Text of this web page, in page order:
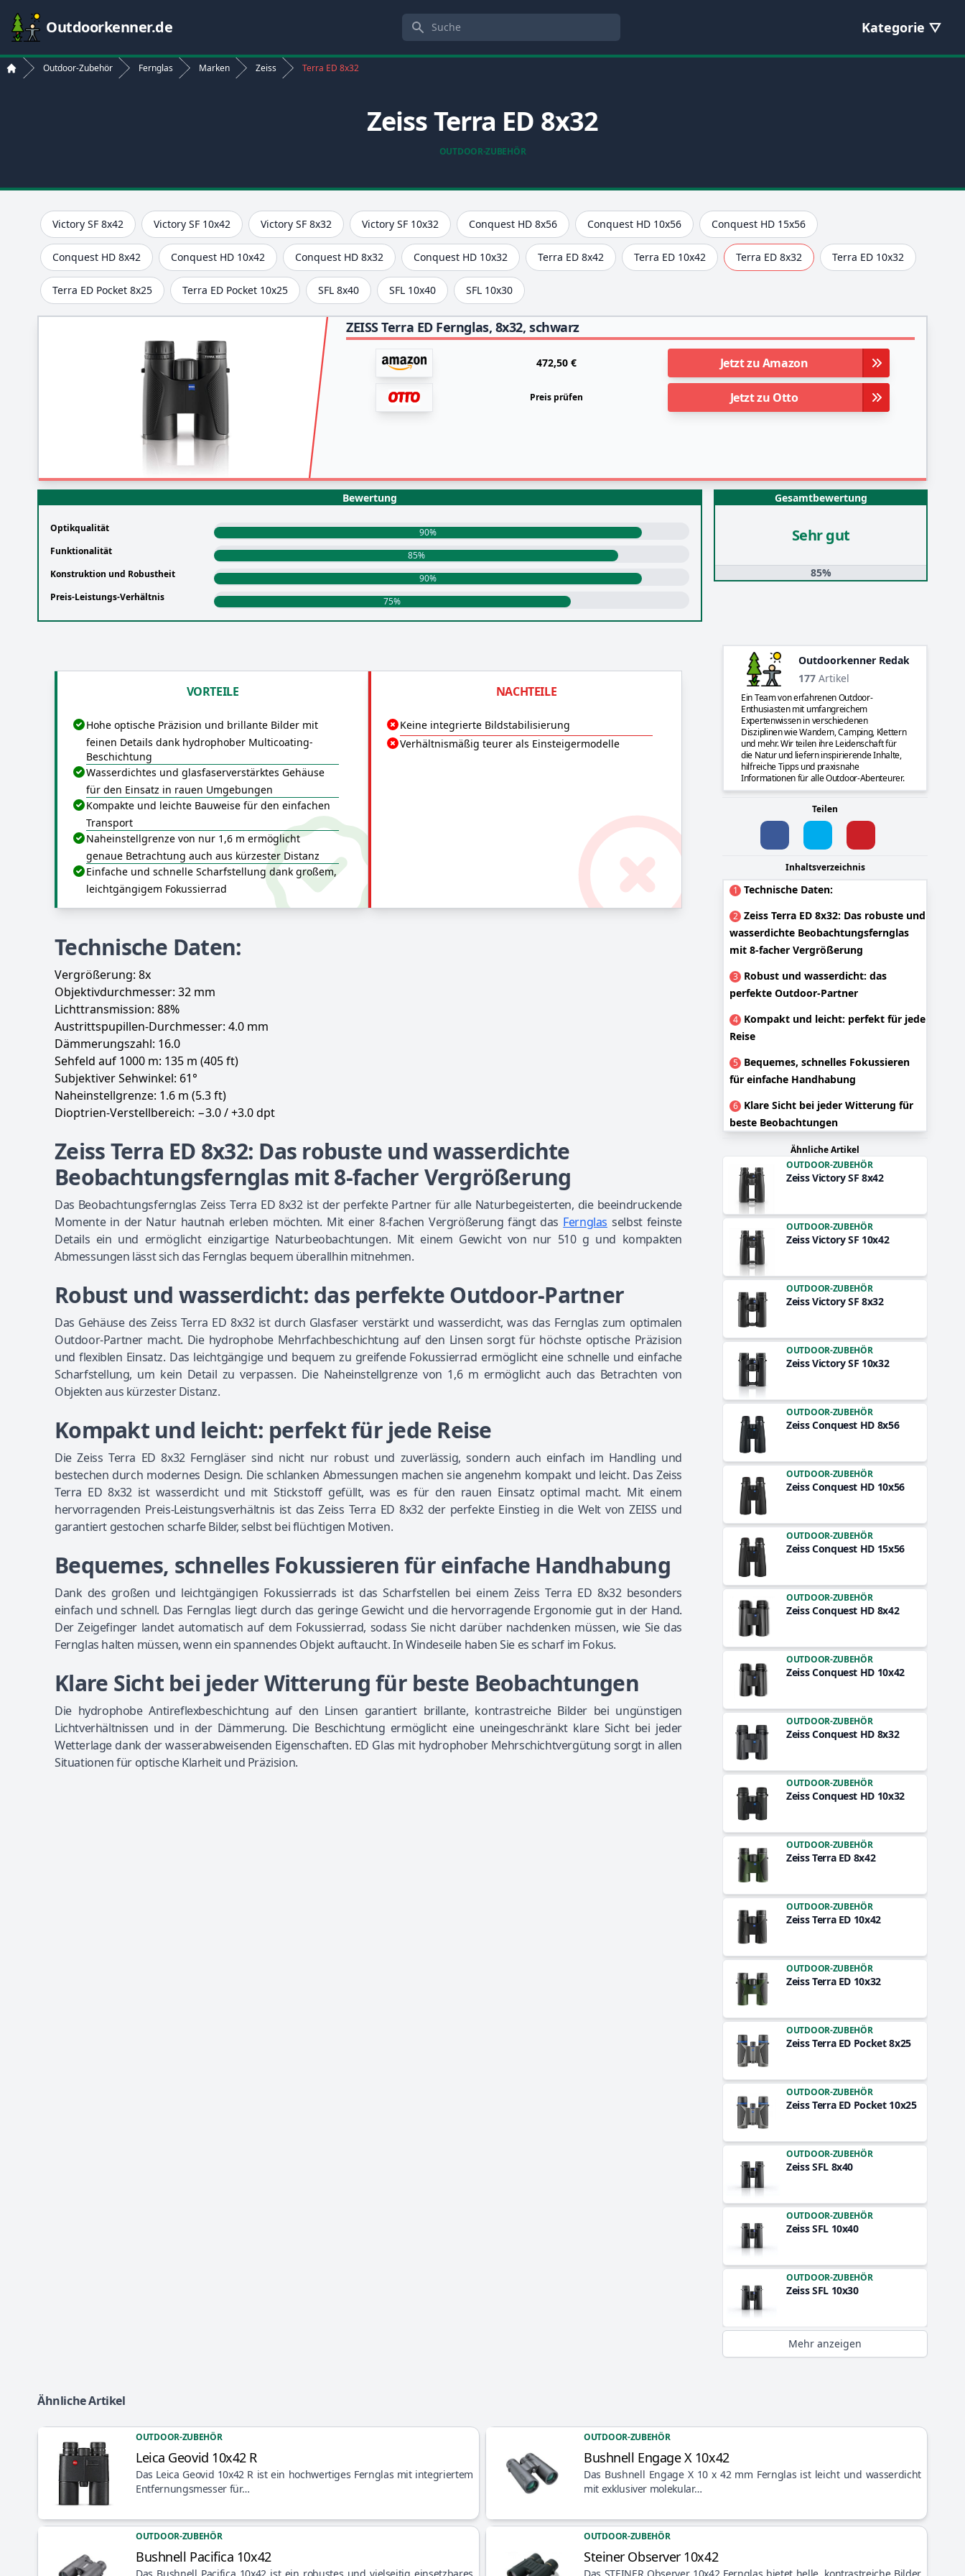
Outdoorkenner.de Suche Kategorie
Start
Outdoor-Zubehör Fernglas Marken Zeiss Terra ED 8x32
Zeiss Terra ED 8x32
OUTDOOR-ZUBEHÖR
Victory SF 8x42 Victory SF 10x42 Victory SF 8x32 Victory SF 10x32 Conquest HD 8x56 Conquest HD 10x56 Conquest HD 15x56
Conquest HD 8x42 Conquest HD 10x42 Conquest HD 8x32 Conquest HD 10x32 Terra ED 8x42 Terra ED 10x42 Terra ED 8x32 Terra ED 10x32
Terra ED Pocket 8x25 Terra ED Pocket 10x25 SFL 8x40 SFL 10x40 SFL 10x30
ZEISS Terra ED Fernglas, 8x32, schwarz
472,50 € Jetzt zu Amazon
Preis prüfen Jetzt zu Otto
Bewertung
Optikqualität
90%
Funktionalität
85%
Konstruktion und Robustheit
90%
Preis-Leistungs-Verhältnis
75%
Gesamtbewertung
Sehr gut
85%
VORTEILE
Hohe optische Präzision und brillante Bilder mit
feinen Details dank hydrophober Multicoating-
Beschichtung
Wasserdichtes und glasfaserverstärktes Gehäuse
für den Einsatz in rauen Umgebungen
Kompakte und leichte Bauweise für den einfachen
Transport
Naheinstellgrenze von nur 1,6 m ermöglicht
genaue Betrachtung auch aus kürzester Distanz
Einfache und schnelle Scharfstellung dank großem,
leichtgängigem Fokussierrad
NACHTEILE
Keine integrierte Bildstabilisierung
Verhältnismäßig teurer als Einsteigermodelle
Technische Daten:
Vergrößerung: 8x
Objektivdurchmesser: 32 mm
Lichttransmission: 88%
Austrittspupillen-Durchmesser: 4.0 mm
Dämmerungszahl: 16.0
Sehfeld auf 1000 m: 135 m (405 ft)
Subjektiver Sehwinkel: 61°
Naheinstellgrenze: 1.6 m (5.3 ft)
Dioptrien-Verstellbereich: −3.0 / +3.0 dpt
Zeiss Terra ED 8x32: Das robuste und wasserdichte
Beobachtungsfernglas mit 8-facher Vergrößerung
Das Beobachtungsfernglas Zeiss Terra ED 8x32 ist der perfekte Partner für alle Naturbegeisterten, die beeindruckende
Momente in der Natur hautnah erleben möchten. Mit einer 8-fachen Vergrößerung fängt das Fernglas selbst feinste
Details ein und ermöglicht einzigartige Naturbeobachtungen. Mit einem Gewicht von nur 510 g und kompakten
Abmessungen lässt sich das Fernglas bequem überallhin mitnehmen.
Robust und wasserdicht: das perfekte Outdoor-Partner
Das Gehäuse des Zeiss Terra ED 8x32 ist durch Glasfaser verstärkt und wasserdicht, was das Fernglas zum optimalen
Outdoor-Partner macht. Die hydrophobe Mehrfachbeschichtung auf den Linsen sorgt für höchste optische Präzision
und flexiblen Einsatz. Das leichtgängige und bequem zu greifende Fokussierrad ermöglicht eine schnelle und einfache
Scharfstellung, um kein Detail zu verpassen. Die Naheinstellgrenze von 1,6 m ermöglicht auch das Betrachten von
Objekten aus kürzester Distanz.
Kompakt und leicht: perfekt für jede Reise
Die Zeiss Terra ED 8x32 Ferngläser sind nicht nur robust und zuverlässig, sondern auch einfach im Handling und
bestechen durch modernes Design. Die schlanken Abmessungen machen sie angenehm kompakt und leicht. Das Zeiss
Terra ED 8x32 ist wasserdicht und mit Stickstoff gefüllt, was es für den rauen Einsatz optimal macht. Mit einem
hervorragenden Preis-Leistungsverhältnis ist das Zeiss Terra ED 8x32 der perfekte Einstieg in die Welt von ZEISS und
garantiert gestochen scharfe Bilder, selbst bei flüchtigen Motiven.
Bequemes, schnelles Fokussieren für einfache Handhabung
Dank des großen und leichtgängigen Fokussierrads ist das Scharfstellen bei einem Zeiss Terra ED 8x32 besonders
einfach und schnell. Das Fernglas liegt durch das geringe Gewicht und die hervorragende Ergonomie gut in der Hand.
Der Zeigefinger landet automatisch auf dem Fokussierrad, sodass Sie nicht darüber nachdenken müssen, wie Sie das
Fernglas halten müssen, wenn ein spannendes Objekt auftaucht. In Windeseile haben Sie es scharf im Fokus.
Klare Sicht bei jeder Witterung für beste Beobachtungen
Die hydrophobe Antireflexbeschichtung auf den Linsen garantiert brillante, kontrastreiche Bilder bei ungünstigen
Lichtverhältnissen und in der Dämmerung. Die Beschichtung ermöglicht eine uneingeschränkt klare Sicht bei jeder
Wetterlage dank der wasserabweisenden Eigenschaften. ED Glas mit hydrophober Mehrschichtvergütung sorgt in allen
Situationen für optische Klarheit und Präzision.
Outdoorkenner Redaktion
177 Artikel
Ein Team von erfahrenen Outdoor-
Enthusiasten mit umfangreichem
Expertenwissen in verschiedenen
Disziplinen wie Wandern, Camping, Klettern
und mehr. Wir teilen ihre Leidenschaft für
die Natur und liefern inspirierende Inhalte,
hilfreiche Tipps und praxisnahe
Informationen für alle Outdoor-Abenteurer.
Teilen
Inhaltsverzeichnis
1 Technische Daten:
2 Zeiss Terra ED 8x32: Das robuste und
wasserdichte Beobachtungsfernglas
mit 8-facher Vergrößerung
3 Robust und wasserdicht: das
perfekte Outdoor-Partner
4 Kompakt und leicht: perfekt für jede
Reise
5 Bequemes, schnelles Fokussieren
für einfache Handhabung
6 Klare Sicht bei jeder Witterung für
beste Beobachtungen
Ähnliche Artikel
OUTDOOR-ZUBEHÖR
Zeiss Victory SF 8x42
OUTDOOR-ZUBEHÖR
Zeiss Victory SF 10x42
OUTDOOR-ZUBEHÖR
Zeiss Victory SF 8x32
OUTDOOR-ZUBEHÖR
Zeiss Victory SF 10x32
OUTDOOR-ZUBEHÖR
Zeiss Conquest HD 8x56
OUTDOOR-ZUBEHÖR
Zeiss Conquest HD 10x56
OUTDOOR-ZUBEHÖR
Zeiss Conquest HD 15x56
OUTDOOR-ZUBEHÖR
Zeiss Conquest HD 8x42
OUTDOOR-ZUBEHÖR
Zeiss Conquest HD 10x42
OUTDOOR-ZUBEHÖR
Zeiss Conquest HD 8x32
OUTDOOR-ZUBEHÖR
Zeiss Conquest HD 10x32
OUTDOOR-ZUBEHÖR
Zeiss Terra ED 8x42
OUTDOOR-ZUBEHÖR
Zeiss Terra ED 10x42
OUTDOOR-ZUBEHÖR
Zeiss Terra ED 10x32
OUTDOOR-ZUBEHÖR
Zeiss Terra ED Pocket 8x25
OUTDOOR-ZUBEHÖR
Zeiss Terra ED Pocket 10x25
OUTDOOR-ZUBEHÖR
Zeiss SFL 8x40
OUTDOOR-ZUBEHÖR
Zeiss SFL 10x40
OUTDOOR-ZUBEHÖR
Zeiss SFL 10x30
Mehr anzeigen
Ähnliche Artikel
Artikel anzeigen
OUTDOOR-ZUBEHÖR
Leica Geovid 10x42 R
Das Leica Geovid 10x42 R ist ein hochwertiges Fernglas mit integriertem
Entfernungsmesser für…
Artikel anzeigen
OUTDOOR-ZUBEHÖR
Bushnell Engage X 10x42
Das Bushnell Engage X 10 x 42 mm Fernglas ist leicht und wasserdicht
mit exklusiver molekular…
Artikel anzeigen
OUTDOOR-ZUBEHÖR
Bushnell Pacifica 10x42
Artikel anzeigen
OUTDOOR-ZUBEHÖR
Steiner Observer 10x42